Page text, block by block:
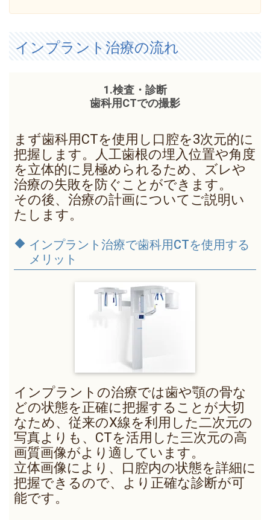
インプラント治療の流れ
1.検査・診断
歯科用CTでの撮影
まず歯科用CTを使用し口腔を3次元的に
把握します。人工歯根の埋入位置や角度
を立体的に見極められるため、ズレや
治療の失敗を防ぐことができます。
その後、治療の計画についてご説明い
たします。
インプラント治療で歯科用CTを使用する
メリット
インプラントの治療では歯や顎の骨な
どの状態を正確に把握することが大切
なため、従来のX線を利用した二次元の
写真よりも、CTを活用した三次元の高
画質画像がより適しています。
立体画像により、口腔内の状態を詳細に
把握できるので、より正確な診断が可
能です。